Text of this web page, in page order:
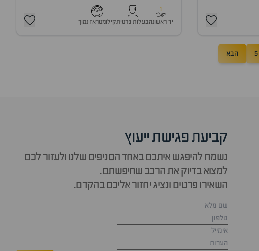
1
יד ראשונהבעלות פרטיתקילומטראז נמוך
5 הבא
קביעת פגישת ייעוץ
נשמח להיפגש איתכם באחד הסניפים שלנו ולעזור לכם
למצוא בדיוק את הרכב שחיפשתם.
השאירו פרטים ונציג יחזור אליכם בהקדם.